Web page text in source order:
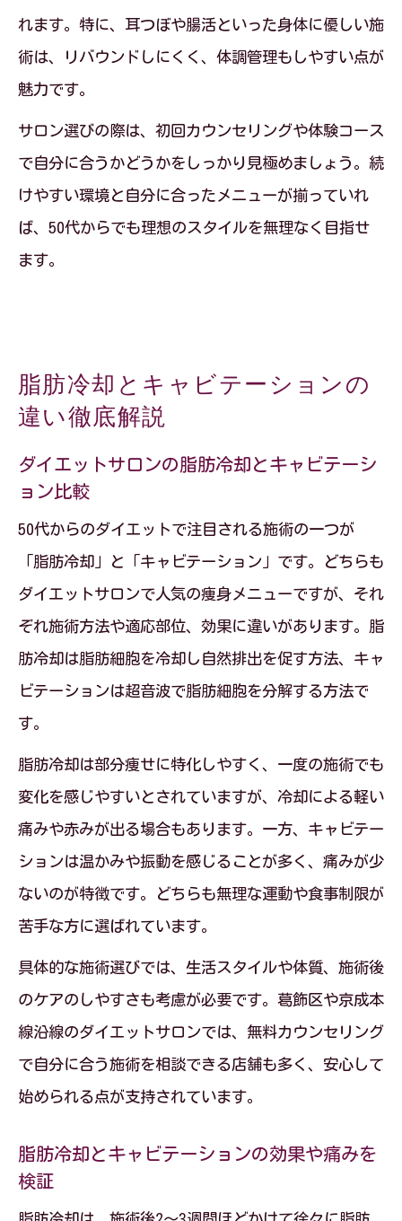
れます。特に、耳つぼや腸活といった身体に優しい施
術は、リバウンドしにくく、体調管理もしやすい点が
魅力です。
サロン選びの際は、初回カウンセリングや体験コース
で自分に合うかどうかをしっかり見極めましょう。続
けやすい環境と自分に合ったメニューが揃っていれ
ば、50代からでも理想のスタイルを無理なく目指せ
ます。
脂肪冷却とキャビテーションの
違い徹底解説
ダイエットサロンの脂肪冷却とキャビテーシ
ョン比較
50代からのダイエットで注目される施術の一つが
「脂肪冷却」と「キャビテーション」です。どちらも
ダイエットサロンで人気の痩身メニューですが、それ
ぞれ施術方法や適応部位、効果に違いがあります。脂
肪冷却は脂肪細胞を冷却し自然排出を促す方法、キャ
ビテーションは超音波で脂肪細胞を分解する方法で
す。
脂肪冷却は部分痩せに特化しやすく、一度の施術でも
変化を感じやすいとされていますが、冷却による軽い
痛みや赤みが出る場合もあります。一方、キャビテー
ションは温かみや振動を感じることが多く、痛みが少
ないのが特徴です。どちらも無理な運動や食事制限が
苦手な方に選ばれています。
具体的な施術選びでは、生活スタイルや体質、施術後
のケアのしやすさも考慮が必要です。葛飾区や京成本
線沿線のダイエットサロンでは、無料カウンセリング
で自分に合う施術を相談できる店舗も多く、安心して
始められる点が支持されています。
脂肪冷却とキャビテーションの効果や痛みを
検証